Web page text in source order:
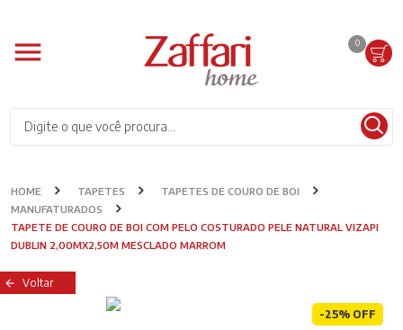
0
HOME TAPETES
TAPETES DE COURO DE BOI
MANUFATURADOS
TAPETE DE COURO DE BOI COM PELO COSTURADO PELE NATURAL VIZAPI
DUBLIN 2,00MX2,50M MESCLADO MARROM
Voltar
-25% OFF